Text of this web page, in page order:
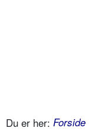
Du er her: Forside